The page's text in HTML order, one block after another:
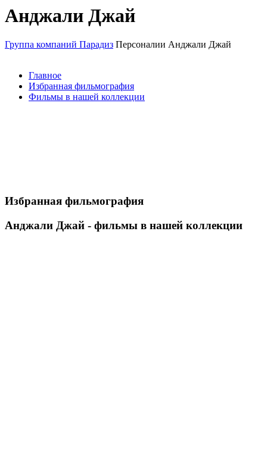
Анджали Джай
Группа компаний Парадиз Персоналии Анджали Джай
Главное
Избранная фильмография
Фильмы в нашей коллекции
Избранная фильмография
Анджали Джай - фильмы в нашей коллекции